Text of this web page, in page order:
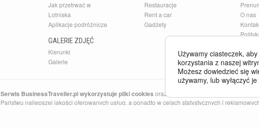
Jak przetrwać w
Lotniska
Aplikacje podróżnicze
GALERIE ZDJĘĆ
Kierunki
Galerie
Restauracje
Rent a car
Gadżety
O nas
Serwis BusinessTraveller.pl wykorzystuje pliki cookies oraz inne technologie o analogicznym
Państwu najlepszej jakości oferowanych usług, a ponadto w celach statystycznych i
Używamy ciasteczek,
korzystania z naszej
Możesz dowiedzieć się
używamy, lub wyłączyć je